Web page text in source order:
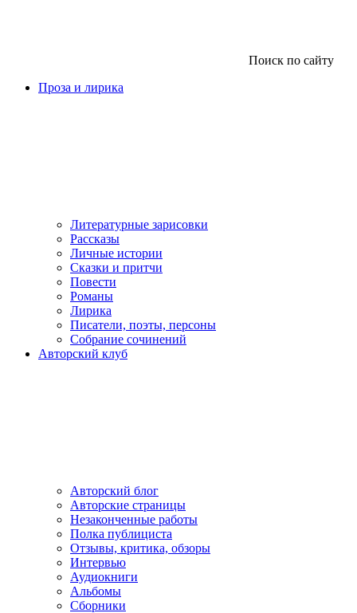
Поиск по сайту
Проза и лирика
Литературные зарисовки
Рассказы
Личные истории
Сказки и притчи
Повести
Романы
Лирика
Писатели, поэты, персоны
Собрание сочинений
Авторский клуб
Авторский блог
Авторские страницы
Незаконченные работы
Полка публициста
Отзывы, критика, обзоры
Интервью
Аудиокниги
Альбомы
Сборники